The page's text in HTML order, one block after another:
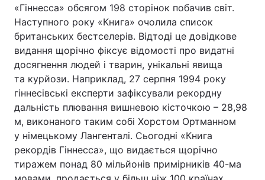
«Гіннесса» обсягом 198 сторінок побачив світ.
Наступного року «Книга» очолила список
британських бестселерів. Відтоді це довідкове
видання щорічно фіксує відомості про видатні
досягнення людей і тварин, унікальні явища
та курйози. Наприклад, 27 серпня 1994 року
гіннесівські експерти зафіксували рекордну
дальність плювання вишневою кісточкою – 28,98
м, виконаного таким собі Хорстом Ортманном
у німецькому Лангенталі. Сьогодні «Книга
рекордів Гіннесса», що видається щорічно
тиражем понад 80 мільйонів примірників 40-ма